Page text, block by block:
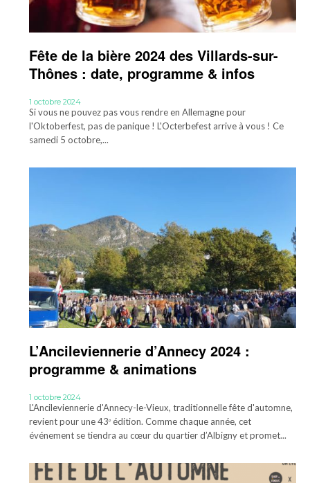
Fête de la bière 2024 des Villards-sur-
Thônes : date, programme & infos
1 octobre 2024
Si vous ne pouvez pas vous rendre en Allemagne pour
l'Oktoberfest, pas de panique ! L'Octerbefest arrive à vous ! Ce
samedi 5 octobre,...
L’Ancileviennerie d’Annecy 2024 :
programme & animations
1 octobre 2024
L'Ancileviennerie d'Annecy-le-Vieux, traditionnelle fête d'automne,
revient pour une 43ᵉ édition. Comme chaque année, cet
événement se tiendra au cœur du quartier d’Albigny et promet...